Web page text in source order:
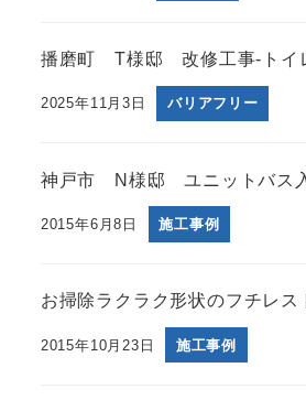
播磨町 T様邸 改修工事-トイ
2025年11月3日 バリアフリー
神戸市 N様邸 ユニットバス
2015年6月8日 施工事例
お掃除ラクラク形状のフチレス
2015年10月23日 施工事例